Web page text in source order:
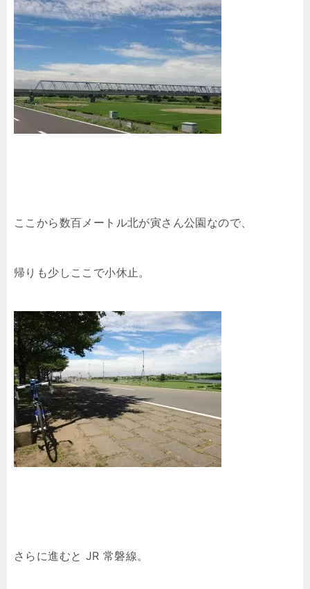
ここから数百メートル北が寅さん公園なので、
帰りも少しここで小休止。
さらに進むと JR 常磐線。